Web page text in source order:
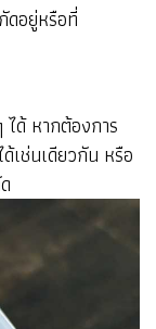
ดอยู่หรือที่
ด้ หากต้องการ
เช่นเดียวกัน หรือ